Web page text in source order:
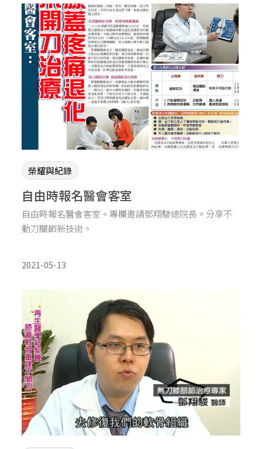
榮耀與紀錄
2021-05-13
自由時報名醫會客室
自由時報名醫會客室。專欄邀請鄧翔駿總院長。分享不
動刀關節新技術。